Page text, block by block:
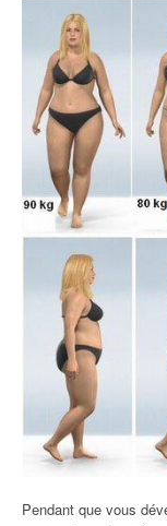
Pendant que vous